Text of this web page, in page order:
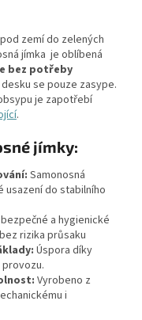
zemí do zelených
jímka je oblíbená
bez potřeby
se pouze zasype.
je zapotřebí
.
jímky:
Samonosná
usazení do stabilního
a hygienické
rizika průsaku
Úspora díky
Vyrobeno z
i